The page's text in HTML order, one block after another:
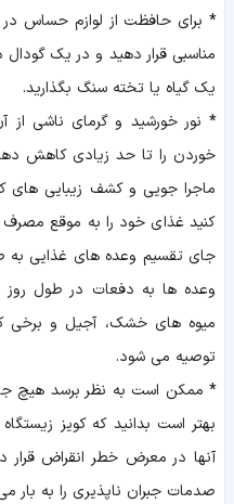
* برای حافظت از لوازم حساس در
مناسبی قرار دهید و در یک گودال
یک گیاه یا تخته سنگ بگذارید.
* نور خورشید و گرمای ناشی
خوردن را تا حد زیادی کاهش
ماجرا جویی و کشف زیبایی های
کنید غذای خود را به موقع
جای تقسیم وعده های غذایی به
وعده ها به دفعات در طول روز
میوه های خشک، آجیل و برخی
توصیه می شود.
* ممکن است به نظر برسد هیچ
بهتر است بدانید که کویز
آنها در معرض خطر انقراض
صدمات جبران ناپذیری را به بار